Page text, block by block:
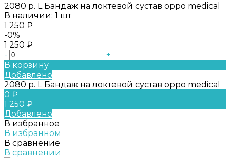
2080 р. L Бандаж на локтевой сустав oppo medical
В наличии: 1 шт
1 250 ₽
-0%
1 250 ₽
-
+
В корзину
Добавлено
2080 р. L Бандаж на локтевой сустав oppo medical
0 ₽
1 250 ₽
Добавлено
В избранное
В избранном
В сравнение
В сравнении